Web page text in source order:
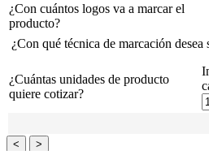
¿Con cuántos logos va a marcar el
producto?
¿Con qué técnica de marcación desea
¿Cuántas unidades de producto
quiere cotizar?
< >